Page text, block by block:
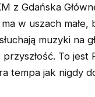
z Gdańska
w uszach
muzyki na
To
tempa jak nigdy